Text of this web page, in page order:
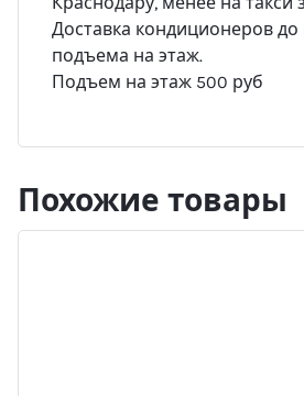
Доставка кондиционеров до
подъема на этаж.
Подъем на этаж 500 руб
Похожие товары